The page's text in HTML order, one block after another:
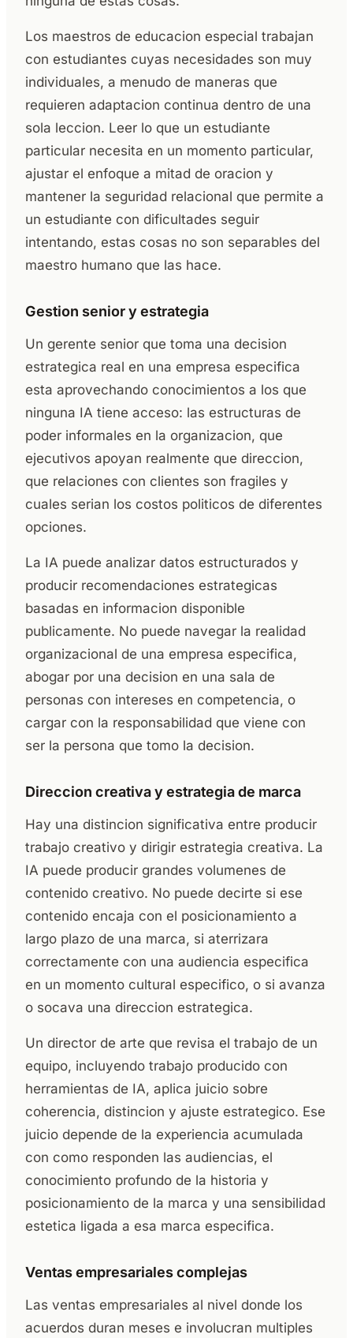
Los maestros de educacion especial trabajan
con estudiantes cuyas necesidades son muy
individuales, a menudo de maneras que
requieren adaptacion continua dentro de una
sola leccion. Leer lo que un estudiante
particular necesita en un momento particular,
ajustar el enfoque a mitad de oracion y
mantener la seguridad relacional que permite a
un estudiante con dificultades seguir
intentando, estas cosas no son separables del
maestro humano que las hace.
Gestion senior y estrategia
Un gerente senior que toma una decision
estrategica real en una empresa especifica
esta aprovechando conocimientos a los que
ninguna IA tiene acceso: las estructuras de
poder informales en la organizacion, que
ejecutivos apoyan realmente que direccion,
que relaciones con clientes son fragiles y
cuales serian los costos politicos de diferentes
opciones.
La IA puede analizar datos estructurados y
producir recomendaciones estrategicas
basadas en informacion disponible
publicamente. No puede navegar la realidad
organizacional de una empresa especifica,
abogar por una decision en una sala de
personas con intereses en competencia, o
cargar con la responsabilidad que viene con
ser la persona que tomo la decision.
Direccion creativa y estrategia de marca
Hay una distincion significativa entre producir
trabajo creativo y dirigir estrategia creativa. La
IA puede producir grandes volumenes de
contenido creativo. No puede decirte si ese
contenido encaja con el posicionamiento a
largo plazo de una marca, si aterrizara
correctamente con una audiencia especifica
en un momento cultural especifico, o si avanza
o socava una direccion estrategica.
Un director de arte que revisa el trabajo de un
equipo, incluyendo trabajo producido con
herramientas de IA, aplica juicio sobre
coherencia, distincion y ajuste estrategico. Ese
juicio depende de la experiencia acumulada
con como responden las audiencias, el
conocimiento profundo de la historia y
posicionamiento de la marca y una sensibilidad
estetica ligada a esa marca especifica.
Ventas empresariales complejas
Las ventas empresariales al nivel donde los
acuerdos duran meses e involucran multiples